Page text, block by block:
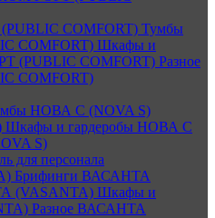
COMFORT) Тумбы
COMFORT) Шкафы и
(PUBLIC COMFORT) Разное
COMFORT)
НОВА С (NOVA S)
Шкафы и гардеробы НОВА С
S)
для персонала
Брифинги ВАСАНТА
(VASANTA) Шкафы и
Разное ВАСАНТА